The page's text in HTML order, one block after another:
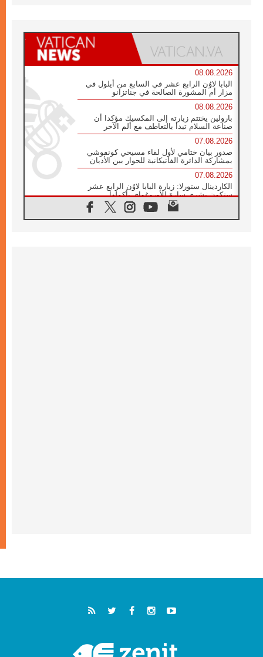
08.08.2026
البابا لاوُن الرابع عشر في السابع من أيلول في
مزار أم المشورة الصالحة في جناتزانو
08.08.2026
بارولين يختتم زيارته إلى المكسيك مؤكدا أن
صناعة السلام تبدأ بالتعاطف مع ألم الآخر
07.08.2026
صدور بيان ختامي لأول لقاء مسيحي كونفوشي
بمشاركة الدائرة الفاتيكانية للحوار بين الأديان
07.08.2026
الكاردينال ستورلا: زيارة البابا لاوُن الرابع عشر
ستكون بشرى سارة للأوروغواي بأكملها
الفاتيكان يعلن برنامج الزيارة الرسولية للبابا لاوُن